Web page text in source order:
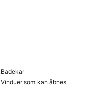
Badekar
Vinduer som kan åbnes